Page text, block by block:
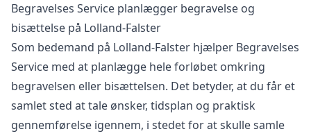
Begravelses Service planlægger begravelse og
bisættelse på Lolland-Falster
Som bedemand på Lolland-Falster hjælper Begravelses
Service med at planlægge hele forløbet omkring
begravelsen eller bisættelsen. Det betyder, at du får et
samlet sted at tale ønsker, tidsplan og praktisk
gennemførelse igennem, i stedet for at skulle samle